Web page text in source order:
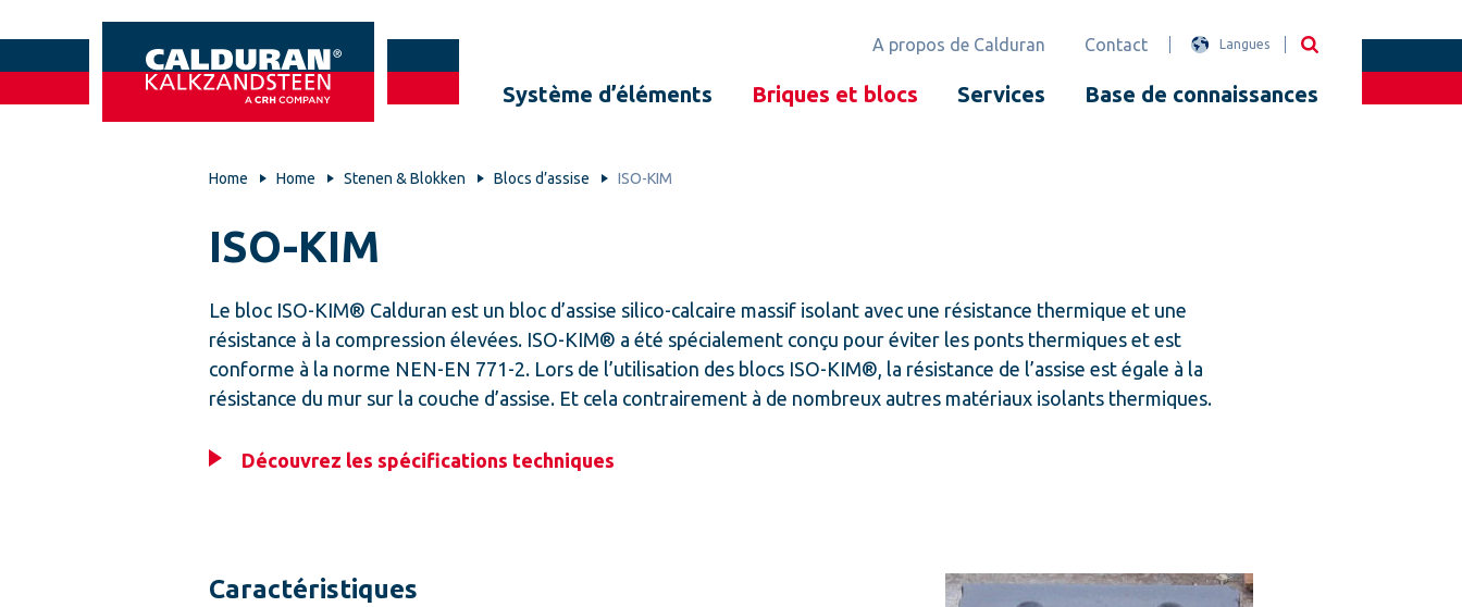
A propos de Calduran Contact Langues
Système d’éléments Briques et blocs Services Base de connaissances
Home Home Stenen & Blokken Blocs d’assise ISO-KIM
ISO-KIM
Le bloc ISO-KIM® Calduran est un bloc d’assise silico-calcaire massif isolant avec une résistance thermique et une
résistance à la compression élevées. ISO-KIM® a été spécialement conçu pour éviter les ponts thermiques et est
conforme à la norme NEN-EN 771-2. Lors de l’utilisation des blocs ISO-KIM®, la résistance de l’assise est égale à la
résistance du mur sur la couche d’assise. Et cela contrairement à de nombreux autres matériaux isolants thermiques.
Découvrez les spécifications techniques
Caractéristiques